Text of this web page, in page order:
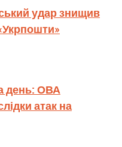
удар знищив
день: ОВА
атак на